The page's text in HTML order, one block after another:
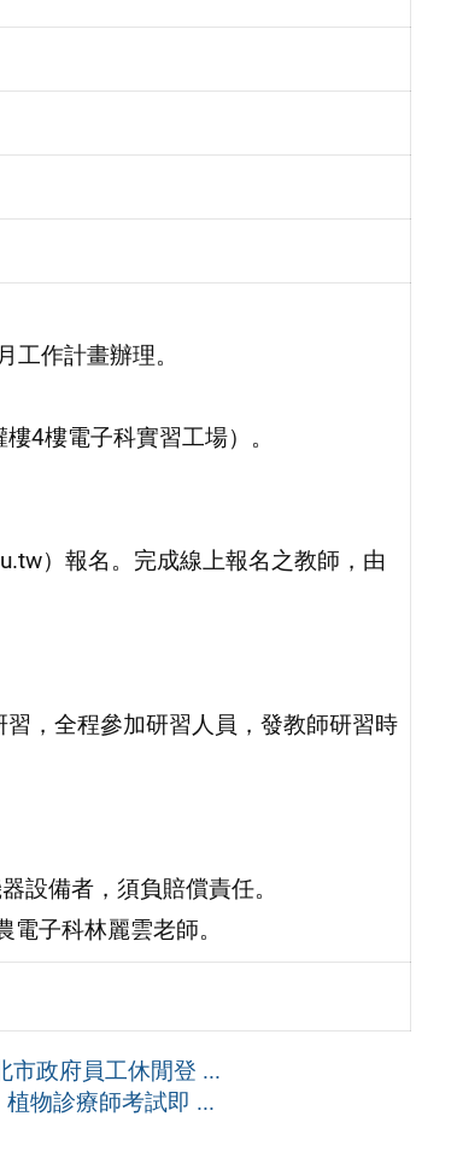
作計畫辦理。
4樓電子科實習工場）。
）報名。完成線上報名之教師，由
，全程參加研習人員，發教師研習時
設備者，須負賠償責任。
子科林麗雲老師。
市政府員工休閒登 ...
物診療師考試即 ...